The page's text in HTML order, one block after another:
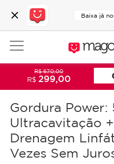
close Baixa já
Gordura Power:
Ultracavitação
Drenagem
Vezes Sem
R$ 670,00
R$ 299,00